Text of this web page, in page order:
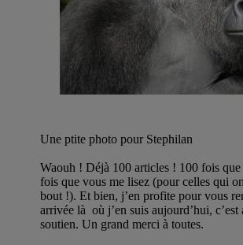
Une ptite photo pour Stephilan
Waouh ! Déjà 100 articles ! 100 fois
fois que vous me lisez (pour celles qui
bout !). Et bien, j’en profite pour vous
arrivée là où j’en suis aujourd’hui,
soutien. Un grand merci à toutes.